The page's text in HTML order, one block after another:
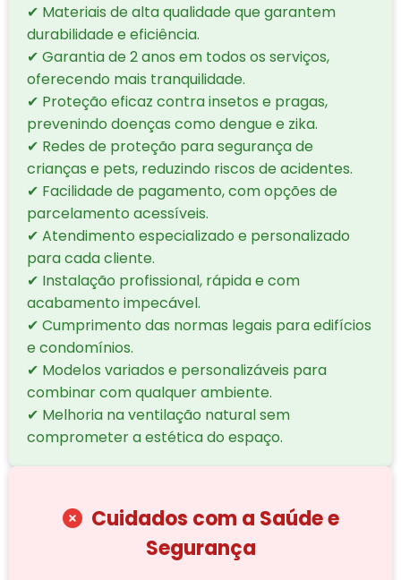
✔ Materiais de alta qualidade que garantem
durabilidade e eficiência.
✔ Garantia de 2 anos em todos os serviços,
oferecendo mais tranquilidade.
✔ Proteção eficaz contra insetos e pragas,
prevenindo doenças como dengue e zika.
✔ Redes de proteção para segurança de
crianças e pets, reduzindo riscos de acidentes.
✔ Facilidade de pagamento, com opções de
parcelamento acessíveis.
✔ Atendimento especializado e personalizado
para cada cliente.
✔ Instalação profissional, rápida e com
acabamento impecável.
✔ Cumprimento das normas legais para edifícios
e condomínios.
✔ Modelos variados e personalizáveis para
combinar com qualquer ambiente.
✔ Melhoria na ventilação natural sem
comprometer a estética do espaço.
Cuidados com a Saúde e
Segurança